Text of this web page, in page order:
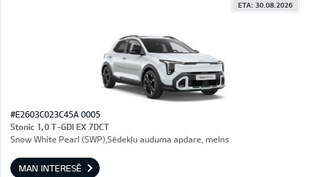
ETA: 30.08.2026
#E2603C023C45A 0005
Stonic 1,0 T-GDI EX 7DCT
Snow White Pearl (SWP),Sēdekļu auduma apdare, melns
MAN INTERESĒ